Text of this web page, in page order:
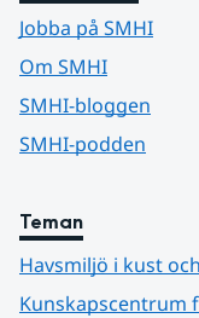
Jobba på SMHI
Om SMHI
SMHI-bloggen
SMHI-podden
Teman
Havsmiljö i kust
Kunskapscentrum